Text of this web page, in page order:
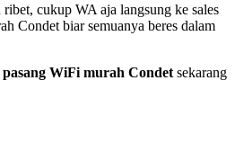
cukup WA aja langsung ke sales
Condet biar semuanya beres dalam
pasang WiFi murah Condet sekarang